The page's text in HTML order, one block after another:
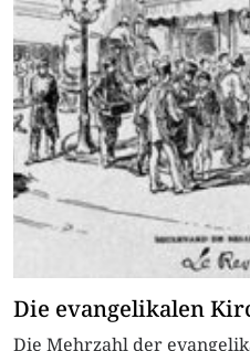
Die evangelikalen
Die Mehrzahl der